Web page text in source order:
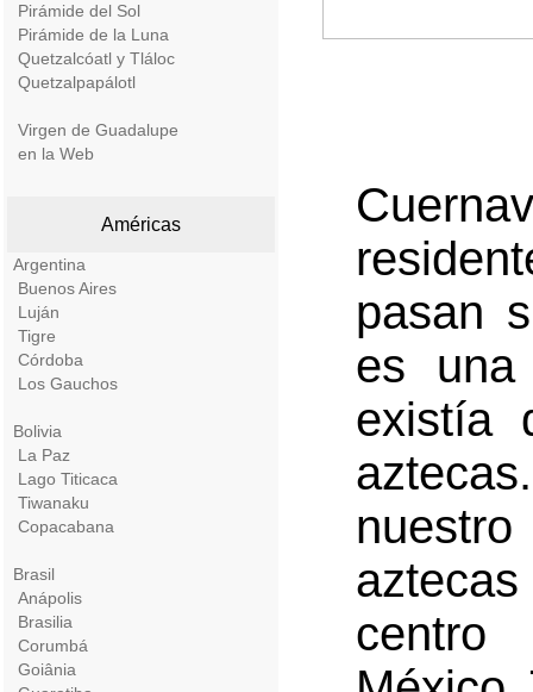
Pirámide del Sol
Pirámide de la Luna
Quetzalcóatl y Tláloc
Quetzalpapálotl
Virgen de Guadalupe
en la Web
Américas
Argentina
Buenos Aires
Luján
Tigre
Córdoba
Los Gauchos
Bolivia
La Paz
Lago Titicaca
Tiwanaku
Copacabana
Brasil
Anápolis
Brasilia
Corumbá
Goiânia
pasan
es una
existía